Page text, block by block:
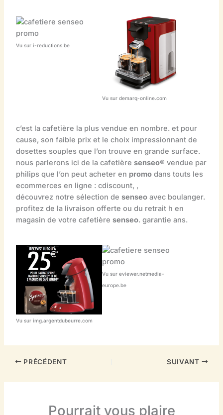
Vu sur i-reductions.be
Vu sur demarq-online.com
c’est la cafetière la plus vendue en nombre. et pour
cause, son faible prix et le choix impressionnant de
dosettes souples que l’on trouve en grande surface.
nous parlerons ici de la cafetière senseo® vendue par
philips que l’on peut acheter en promodans touts les
ecommerces en ligne : cdiscount, ,
découvrez notre sélection de senseoavec boulanger.
profitez de la livraison offerte ou du retrait h en
magasin de votre cafetière senseo. garantie ans.
Vu sur img.argentdubeurre.com
Vu sur eviewer.netmedia-
europe.be
PRÉCÉDENT SUIVANT
Pourrait vous plaire